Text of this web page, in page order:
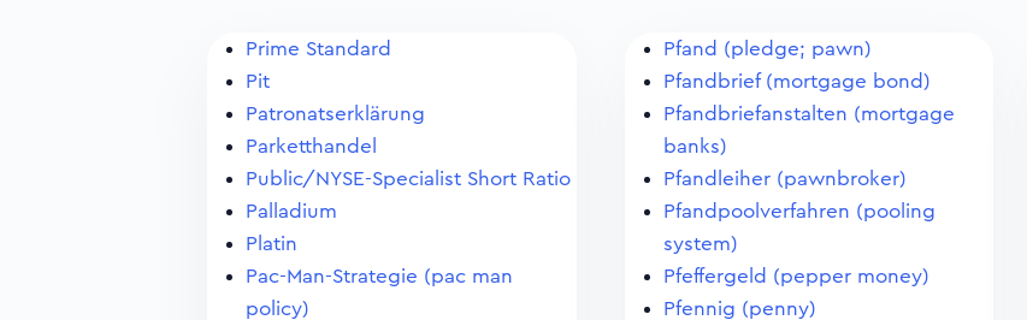
Prime Standard
Pit
Patronatserklärung
Parketthandel
Public/NYSE-Specialist Short Ratio
Palladium
Platin
Pac-Man-Strategie (pac man
policy)
Pfand (pledge; pawn)
Pfandbrief (mortgage bond)
Pfandbriefanstalten (mortgage
banks)
Pfandleiher (pawnbroker)
Pfandpoolverfahren (pooling
system)
Pfeffergeld (pepper money)
Pfennig (penny)